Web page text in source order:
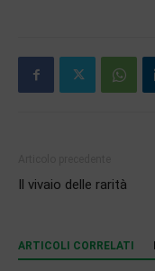
Il vivaio delle rarità
ARTICOLI CORRELATI